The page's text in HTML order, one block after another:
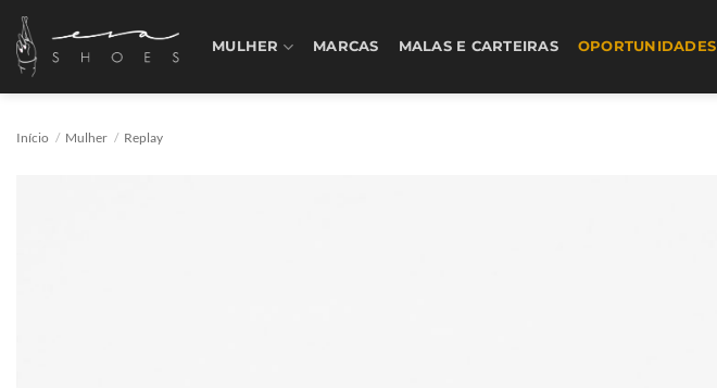
Skip
content
MULHER MARCAS MALAS E CARTEIRAS OPORTUNIDADES
Início / Mulher / Replay